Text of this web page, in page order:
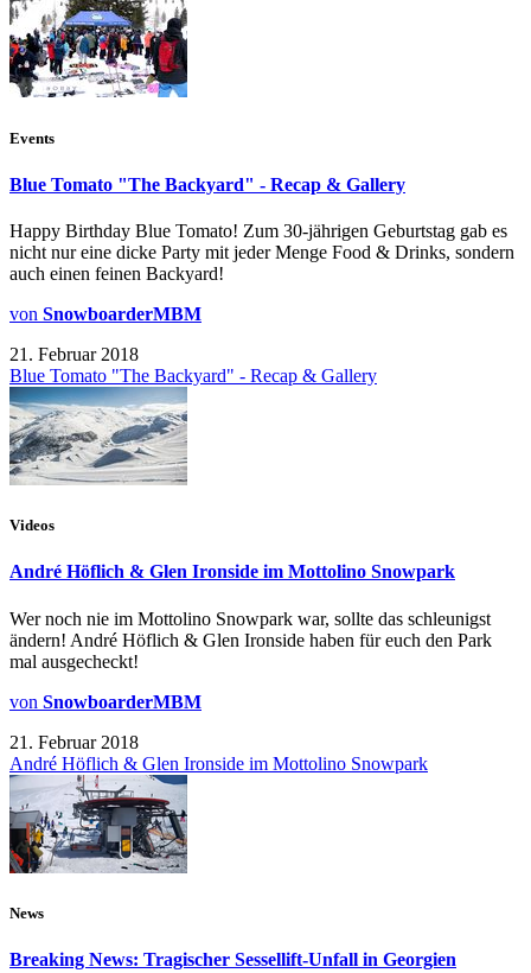
Events
Blue Tomato "The Backyard" - Recap & Gallery
Happy Birthday Blue Tomato! Zum 30-jährigen Geburtstag gab es
nicht nur eine dicke Party mit jeder Menge Food & Drinks, sondern
auch einen feinen Backyard!
von SnowboarderMBM
21. Februar 2018
Blue Tomato "The Backyard" - Recap & Gallery
Videos
André Höflich & Glen Ironside im Mottolino Snowpark
Wer noch nie im Mottolino Snowpark war, sollte das schleunigst
ändern! André Höflich & Glen Ironside haben für euch den Park
mal ausgecheckt!
von SnowboarderMBM
21. Februar 2018
André Höflich & Glen Ironside im Mottolino Snowpark
News
Breaking News: Tragischer Sessellift-Unfall in Georgien